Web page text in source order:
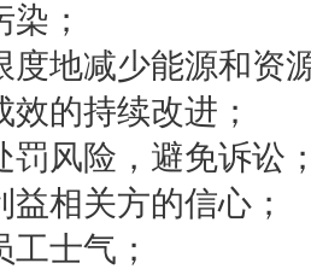
染；
度地减少能源和资
效的持续改进；
罚风险，避免诉讼
益相关方的信心；
工士气；